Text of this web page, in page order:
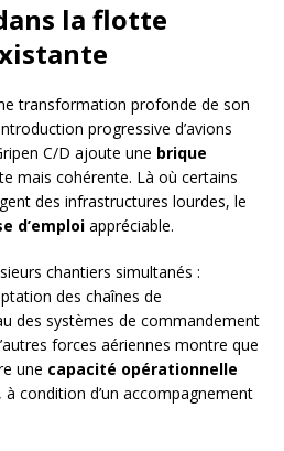
la flotte
transformation profonde de son
progressive d’avions
C/D ajoute une brique
mais cohérente. Là où certains
des infrastructures lourdes, le
d’emploi appréciable.
chantiers simultanés :
des chaînes de
des systèmes de commandement
forces aériennes montre que
une capacité opérationnelle
condition d’un accompagnement